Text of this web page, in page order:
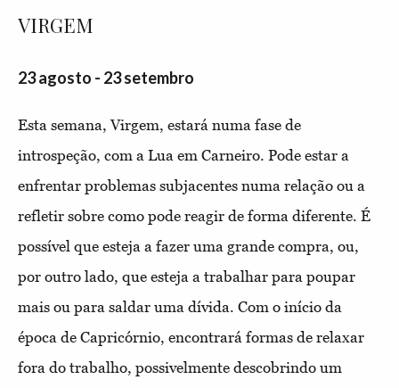
VIRGEM
23 agosto - 23 setembro
Esta semana, Virgem, estará numa fase de
introspeção, com a Lua em Carneiro. Pode estar a
enfrentar problemas subjacentes numa relação ou a
refletir sobre como pode reagir de forma diferente. É
possível que esteja a fazer uma grande compra, ou,
por outro lado, que esteja a trabalhar para poupar
mais ou para saldar uma dívida. Com o início da
época de Capricórnio, encontrará formas de relaxar
fora do trabalho, possivelmente descobrindo um